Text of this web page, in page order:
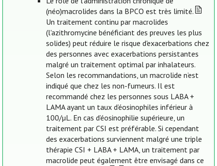
(néo)macrolides dans la BPCO est très limité.
Un traitement continu par macrolides
(l'azithromycine bénéficiant des preuves les plus
solides) peut réduire le risque d'exacerbations chez
des personnes avec exacerbations persistantes
malgré un traitement optimal par inhalateurs.
Selon les recommandations, un macrolide n’est
indiqué que chez les non-fumeurs. Il est
recommandé chez les personnes sous LABA +
LAMA ayant un taux d’éosinophiles inférieur à
100/µL. En cas d’éosinophilie supérieure, un
traitement par CSI est préférable. Si cependant
des exacerbations surviennent malgré une triple
thérapie CSI + LABA + LAMA, un traitement par
macrolide peut également être envisagé dans ce